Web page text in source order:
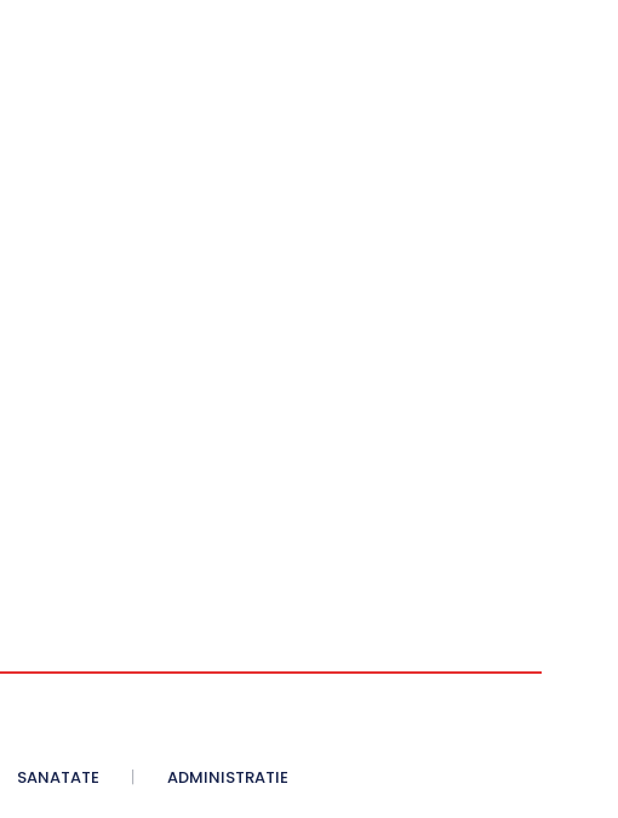
SANATATE ADMINISTRATIE